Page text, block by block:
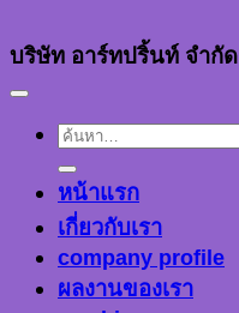
บริษัท อาร์ทปริ้นท์ จำกัด
ค้นหา:
หน้าแรก
เกี่ยวกับเรา
company profile
ผลงานของเรา